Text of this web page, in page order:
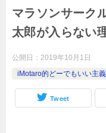
マラソンサーク
太郎が入らない
公開日： 2019年10月1日
iMotaro的どーでもいい主
Tweet